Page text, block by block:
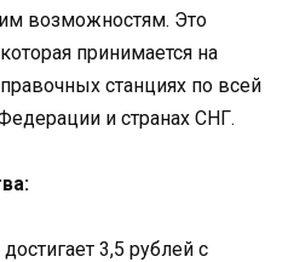
возможностям. Это
принимается на
станциях по всей
и странах СНГ.
3,5 рублей с